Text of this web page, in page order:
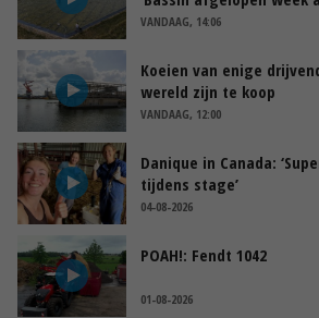
VANDAAG, 14:06
Koeien van enige
wereld zijn te koop
VANDAAG, 12:00
Danique in Canada:
tijdens stage’
04-08-2026
POAH!: Fendt 1042
01-08-2026